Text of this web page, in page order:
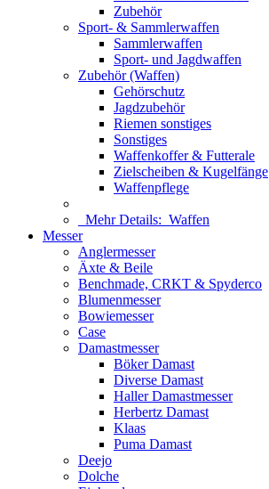
Zubehör
Sport- & Sammlerwaffen
Sammlerwaffen
Sport- und Jagdwaffen
Zubehör (Waffen)
Gehörschutz
Jagdzubehör
Riemen sonstiges
Sonstiges
Waffenkoffer & Futterale
Zielscheiben & Kugelfänge
Waffenpflege
Mehr Details: Waffen
Messer
Anglermesser
Äxte & Beile
Benchmade, CRKT & Spyderco
Blumenmesser
Bowiemesser
Case
Damastmesser
Böker Damast
Diverse Damast
Haller Damastmesser
Herbertz Damast
Klaas
Puma Damast
Deejo
Dolche